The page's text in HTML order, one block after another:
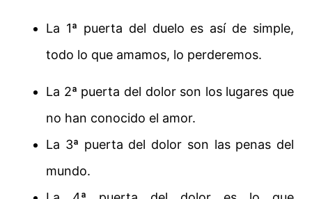
La 1ª puerta del duelo es así de simple,
todo lo que amamos, lo perderemos.
La 2ª puerta del dolor son los lugares que
no han conocido el amor.
La 3ª puerta del dolor son las penas del
mundo.